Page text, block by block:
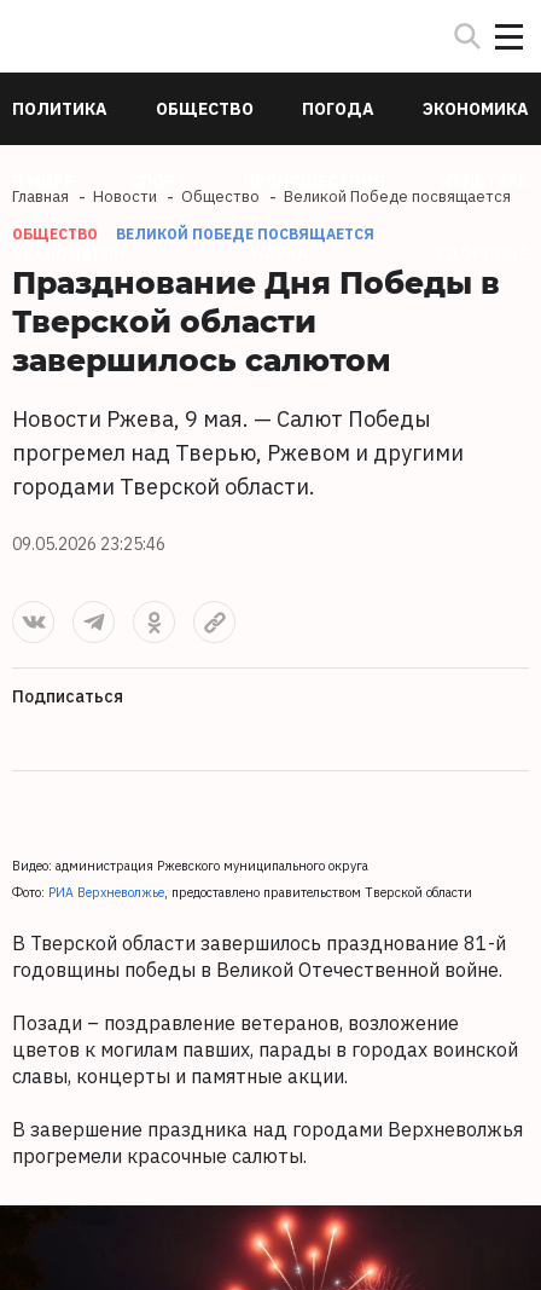
ПОЛИТИКА ОБЩЕСТВО ПОГОДА ЭКОНОМИКА
Главная Новости Общество Великой Победе посвящается
ОБЩЕСТВО ВЕЛИКОЙ ПОБЕДЕ ПОСВЯЩАЕТСЯ
Празднование Дня Победы в
Тверской области
завершилось салютом
Новости Ржева, 9 мая. — Салют Победы
прогремел над Тверью, Ржевом и другими
городами Тверской области.
09.05.2026 23:25:46
Подписаться
Видео: администрация Ржевского муниципального округа
Фото: РИА Верхневолжье, предоставлено правительством Тверской области
В Тверской области завершилось празднование 81-й
годовщины победы в Великой Отечественной войне.
Позади – поздравление ветеранов, возложение
цветов к могилам павших, парады в городах воинской
славы, концерты и памятные акции.
В завершение праздника над городами Верхневолжья
прогремели красочные салюты.